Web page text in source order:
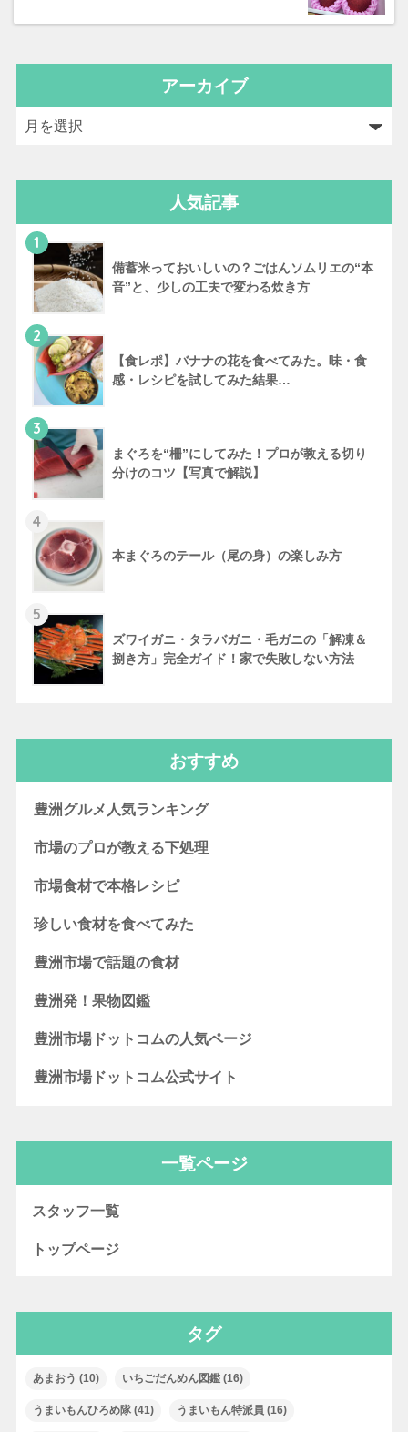
アーカイブ
人気記事
1
備蓄米っておいしいの？ごはんソムリエの“本
音”と、少しの工夫で変わる炊き方
2
【食レポ】バナナの花を食べてみた。味・食
感・レシピを試してみた結果…
3
まぐろを“柵”にしてみた！プロが教える切り
分けのコツ【写真で解説】
4
本まぐろのテール（尾の身）の楽しみ方
5
ズワイガニ・タラバガニ・毛ガニの「解凍＆
捌き方」完全ガイド！家で失敗しない方法
おすすめ
豊洲グルメ人気ランキング
市場のプロが教える下処理
市場食材で本格レシピ
珍しい食材を食べてみた
豊洲市場で話題の食材
豊洲発！果物図鑑
豊洲市場ドットコムの人気ページ
豊洲市場ドットコム公式サイト
一覧ページ
スタッフ一覧
トップページ
タグ
あまおう (10) いちごだんめん図鑑(16)
うまいもんひろめ隊(41) うまいもん特派員 (16)